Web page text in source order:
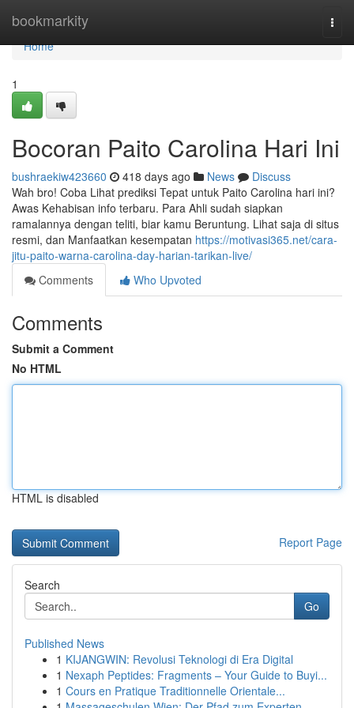
bookmarkity
Home
Home
1
Bocoran Paito Carolina Hari Ini
bushraekiw423660 418 days ago News
Discuss
Wah bro! Coba Lihat prediksi Tepat untuk Paito Carolina hari ini?
Awas Kehabisan info terbaru. Para Ahli sudah siapkan
ramalannya dengan teliti, biar kamu Beruntung. Lihat saja di situs
resmi, dan Manfaatkan kesempatan https://motivasi365.net/cara-
jitu-paito-warna-carolina-day-harian-tarikan-live/
Comments
Who Upvoted
Comments
Submit a Comment
No HTML
HTML is disabled
Report Page
Search
Go
Published News
1 KIJANGWIN: Revolusi Teknologi di Era Digital
1 Nexaph Peptides: Fragments – Your Guide to Buyi...
1 Cours en Pratique Traditionnelle Orientale...